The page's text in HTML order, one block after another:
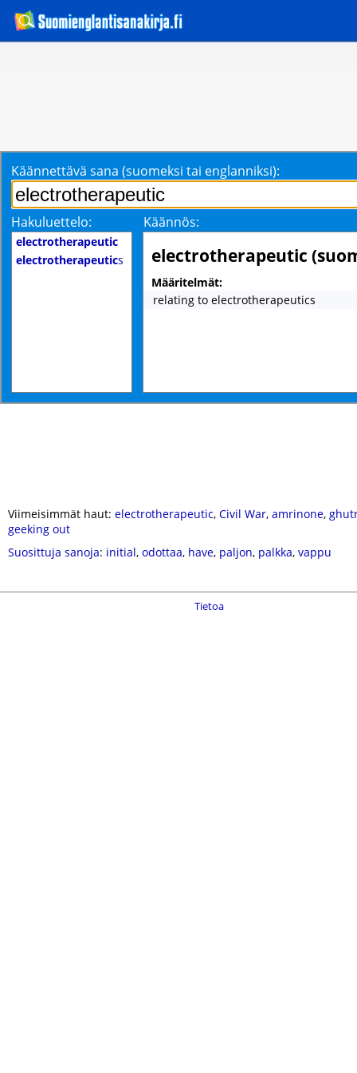
Käännettävä sana (suomeksi tai englanniksi):
Hakuluettelo: Käännös:
electrotherapeutic
electrotherapeutics electrotherapeutic
Määritelmät:
relating to electrotherapeutics
Viimeisimmät haut: electrotherapeutic, Civil War, amrinone,
geeking out
Suosittuja sanoja: initial, odottaa, have, paljon, palkka, vappu
Tietoa